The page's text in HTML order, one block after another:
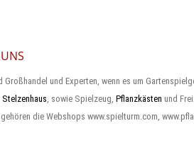
Großhandel und Experten, wenn es um
Stelzenhaus , sowie Spielzeug, Pflanzkästen und
die Webshops www.spielturm.com,